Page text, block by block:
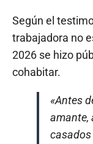
Según el
trabajadora no
2026 se hizo
cohabitar.
«Antes
amante,